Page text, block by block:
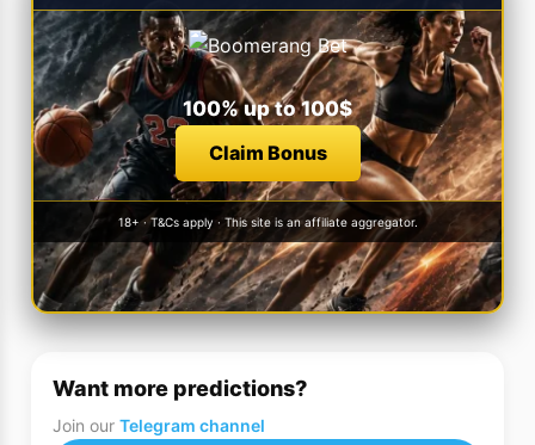
100% up to 100$
Claim Bonus
18+ · T&Cs apply · This site is an affiliate aggregator.
Want more predictions?
Join our Telegram channel